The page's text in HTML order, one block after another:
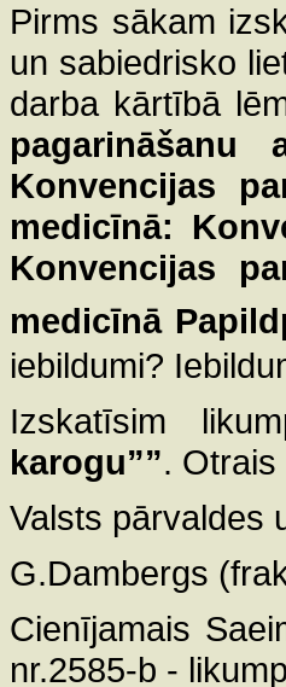
Pirms sākam
un sabiedrisko
darba kārtībā
Konvencijas
medicīnā:
Konvencijas
medicīnā
iebildumi?
Izskatīsim
karogu””.
Valsts pārvaldes
G.Dambergs
Cienījamais
nr.2585-b -